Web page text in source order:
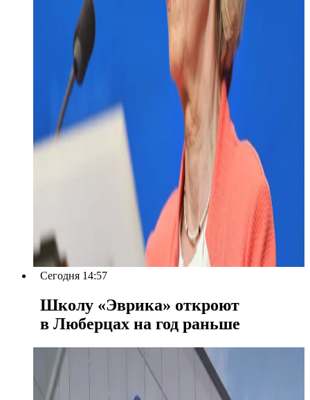
Сегодня 14:57
Школу «Эврика» откроют
в Люберцах на год раньше